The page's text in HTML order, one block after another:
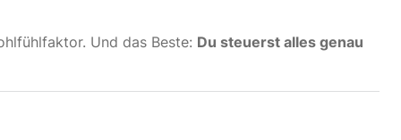
Und das Beste: Du steuerst alles genau